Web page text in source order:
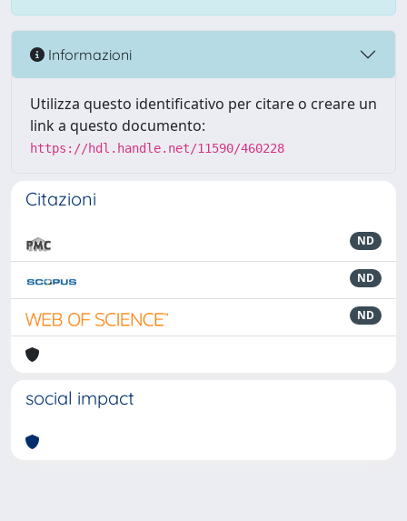
Informazioni
Utilizza questo identificativo per citare o creare un
link a questo documento:
https://hdl.handle.net/11590/460228
Citazioni
ND
ND
ND
social impact